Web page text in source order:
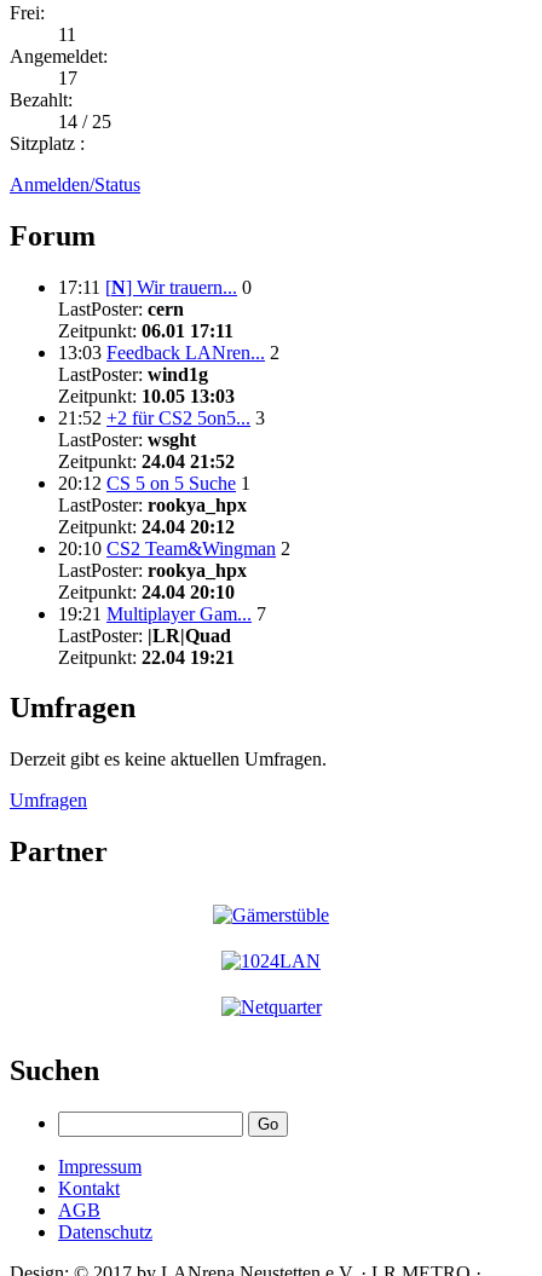
Frei:
11
Angemeldet:
17
Bezahlt:
14 / 25
Sitzplatz :
Anmelden/Status
Forum
17:11 [N] Wir trauern... 0
LastPoster: cern
Zeitpunkt: 06.01 17:11
13:03 Feedback LANren... 2
LastPoster: wind1g
Zeitpunkt: 10.05 13:03
21:52 +2 für CS2 5on5... 3
LastPoster: wsght
Zeitpunkt: 24.04 21:52
20:12 CS 5 on 5 Suche 1
LastPoster: rookya_hpx
Zeitpunkt: 24.04 20:12
20:10 CS2 Team&Wingman 2
LastPoster: rookya_hpx
Zeitpunkt: 24.04 20:10
19:21 Multiplayer Gam... 7
LastPoster: |LR|Quad
Zeitpunkt: 22.04 19:21
Umfragen
Derzeit gibt es keine aktuellen Umfragen.
Umfragen
Partner
Suchen
Impressum
Kontakt
AGB
Datenschutz